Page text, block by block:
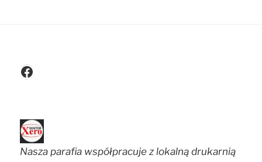
Facebook
Nasza parafia współpracuje z lokalną drukarnią